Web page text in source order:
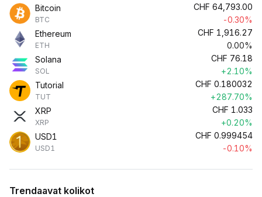
Bitcoin
BTC
CHF 64,793.00
-0.30%
Ethereum
ETH
CHF 1,916.27
0.00%
Solana
SOL
CHF 76.18
+2.10%
Tutorial
TUT
CHF 0.180032
+287.70%
XRP
XRP
CHF 1.033
+0.20%
USD1
USD1
CHF 0.999454
-0.10%
Trendaavat kolikot